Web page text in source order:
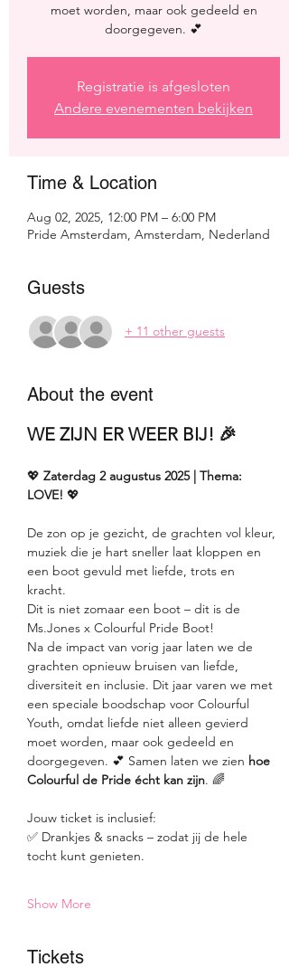
moet worden, maar ook gedeeld en
doorgegeven. 💕
Registratie is afgesloten
Andere evenementen bekijken
Time & Location
Aug 02, 2025, 12:00 PM – 6:00 PM
Pride Amsterdam, Amsterdam, Nederland
Guests
+ 11 other guests
About the event
WE ZIJN ER WEER BIJ! 🎉
💖 Zaterdag 2 augustus 2025 | Thema:
LOVE! 💖
De zon op je gezicht, de grachten vol kleur,
muziek die je hart sneller laat kloppen en
een boot gevuld met liefde, trots en
kracht.
Dit is niet zomaar een boot – dit is de
Ms.Jones x Colourful Pride Boot!
Na de impact van vorig jaar laten we de
grachten opnieuw bruisen van liefde,
diversiteit en inclusie. Dit jaar varen we met
een speciale boodschap voor Colourful
Youth, omdat liefde niet alleen gevierd
moet worden, maar ook gedeeld en
doorgegeven. 💕 Samen laten we zien hoe
Colourful de Pride écht kan zijn. 🌈
Jouw ticket is inclusief:
✅ Drankjes & snacks – zodat jij de hele
tocht kunt genieten.
Show More
Tickets